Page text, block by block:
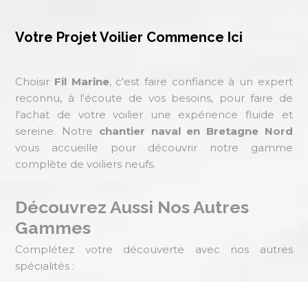
Votre Projet Voilier Commence Ici
Choisir Fil Marine, c'est faire confiance à un expert
reconnu, à l'écoute de vos besoins, pour faire de
l'achat de votre voilier une expérience fluide et
sereine. Notre chantier naval en Bretagne Nord
vous accueille pour découvrir notre gamme
complète de voiliers neufs.
Découvrez Aussi Nos Autres
Gammes
Complétez votre découverte avec nos autres
spécialités :